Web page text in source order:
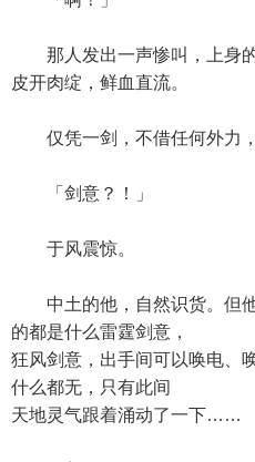
那人发出一声惨叫，上身的
皮开肉绽，鲜血直流。
仅凭一剑，不借任何外力，
「剑意？！」
于风震惊。
中土的他，自然识货。但他
的都是什么雷霆剑意，
狂风剑意，出手间可以唤电、
什么都无，只有此间
天地灵气跟着涌动了一下……